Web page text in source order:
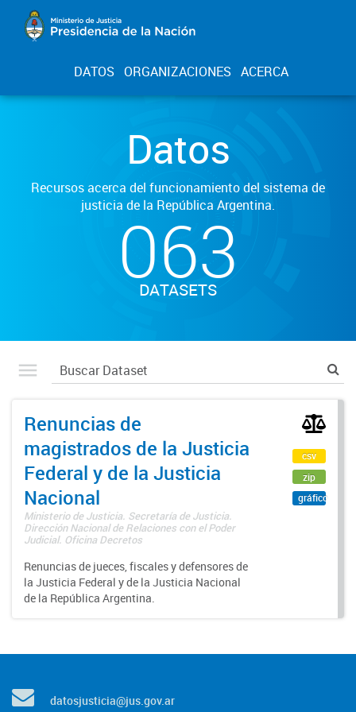
DATOS ORGANIZACIONES ACERCA
Datos
Recursos acerca del funcionamiento del sistema de
justicia de la República Argentina.
063
DATASETS
Renuncias de
magistrados de la Justicia
Federal y de la Justicia
Nacional
Ministerio de Justicia. Secretaría de Justicia.
Dirección Nacional de Relaciones con el Poder
Judicial. Oficina Decretos
Renuncias de jueces, fiscales y defensores de
la Justicia Federal y de la Justicia Nacional
de la República Argentina.
csv
zip
gráfico
datosjusticia@jus.gov.ar